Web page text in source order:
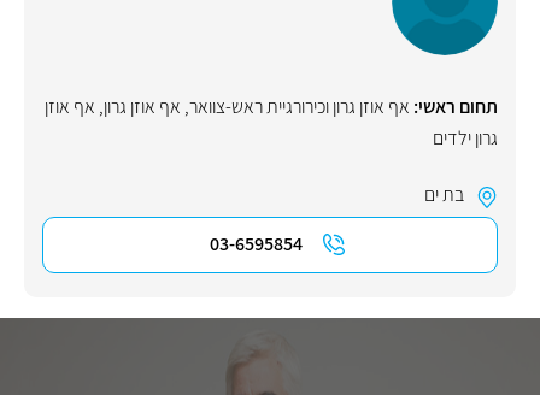
תחום ראשי: אף אוזן גרון וכירורגיית ראש-צוואר, אף אוזן גרון, אף אוזן
גרון ילדים
בת ים
03-6595854